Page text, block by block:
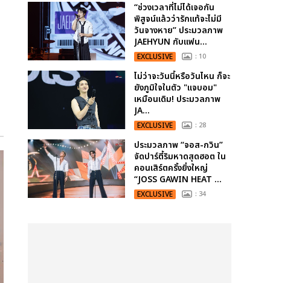
“ช่วงเวลาที่ไม่ได้เจอกัน
พิสูจน์แล้วว่ารักแท้จะไม่มี
วันจางหาย” ประมวลภาพ
JAEHYUN กับแฟน...
EXCLUSIVE : 10
ไม่ว่าจะวันนี้หรือวันไหน ก็จะ
ยังภูมิใจในตัว "แจบอม"
เหมือนเดิม! ประมวลภาพ
JA...
EXCLUSIVE : 28
ประมวลภาพ “จอส-กวิน”
จัดปาร์ตี้ริมหาดสุดฮอต ใน
คอนเสิร์ตครั้งยิ่งใหญ่
“JOSS GAWIN HEAT ...
EXCLUSIVE : 34